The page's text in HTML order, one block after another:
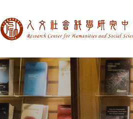
中央研究院人